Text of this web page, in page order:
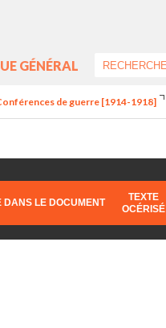
GÉNÉRAL
de guerre [1914-1918]
DANS LE DOCUMENT
TEXTE
OCÉRISÉ